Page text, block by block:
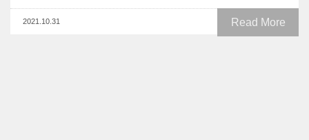
Read More
2021.10.31